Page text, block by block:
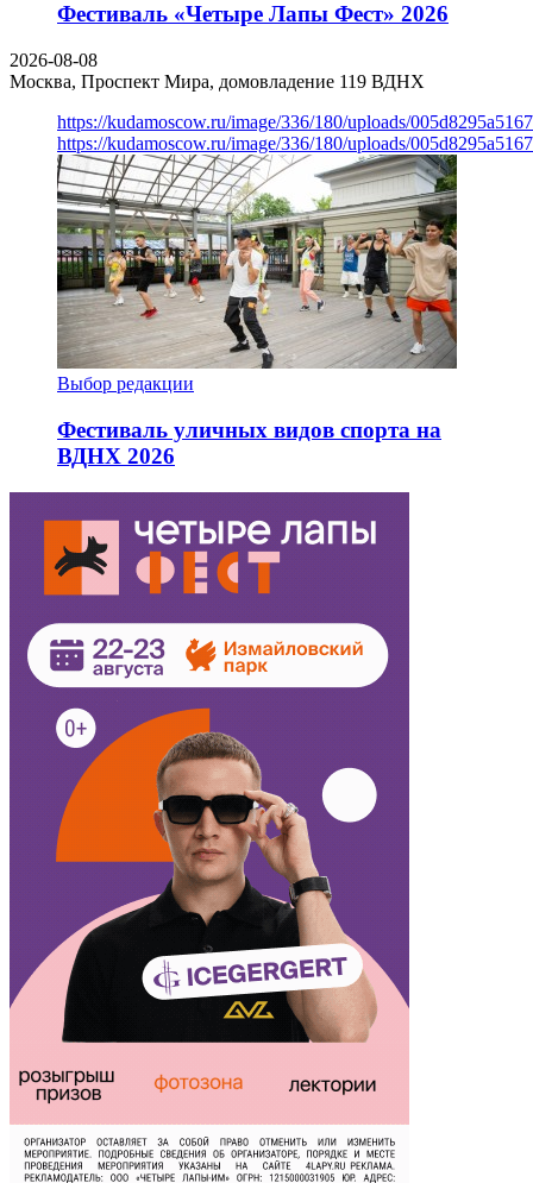
Фестиваль «Четыре Лапы Фест» 2026
2026-08-08
Москва, Проспект Мира, домовладение 119 ВДНХ
https://kudamoscow.ru/image/336/180/uploads/
https://kudamoscow.ru/image/336/180/uploads/
Выбор редакции
Фестиваль уличных видов спорта на
ВДНХ 2026